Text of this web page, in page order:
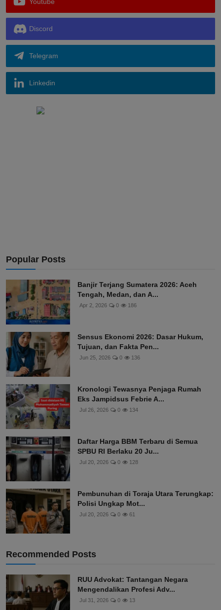
Discord
Telegram
Linkedin
Popular Posts
Banjir Terjang Sumatera 2026: Aceh
Tengah, Medan, dan A...
Apr 2, 2026 0 186
Sensus Ekonomi 2026: Dasar Hukum,
Tujuan, dan Fakta Pen...
Jun 25, 2026 0 136
Kronologi Tewasnya Penjaga Rumah
Eks Jampidsus Febrie A...
Jul 26, 2026 0 134
Daftar Harga BBM Terbaru di Semua
SPBU RI Berlaku 20 Ju...
Jul 20, 2026 0 128
Pembunuhan di Toraja Utara Terungkap:
Polisi Ungkap Mot...
Jul 20, 2026 0 61
Recommended Posts
RUU Advokat: Tantangan Negara
Mengendalikan Profesi Adv...
Jul 31, 2026 0 13